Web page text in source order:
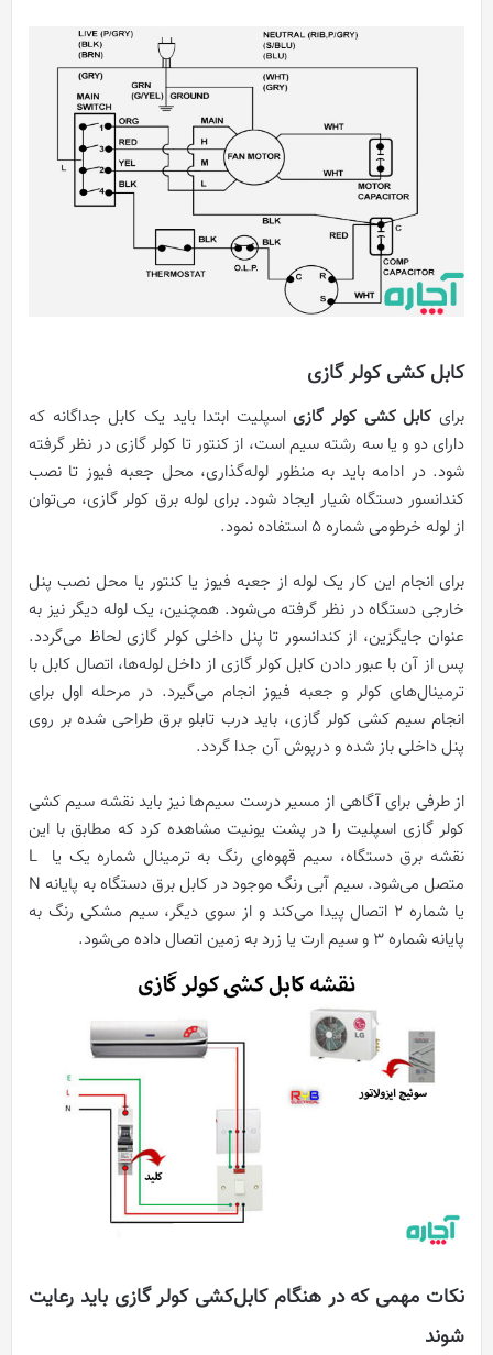
کابل کشی کولر گازی
برای کابل کشی کولر گازیاسپلیت ابتدا باید یک کابل جداگانه که
دارای دو و یا سه رشته سیم است، از کنتور تا کولر گازی در نظر گرفته
شود. در ادامه باید به منظور لوله‌گذاری، محل جعبه فیوز تا نصب
کندانسور دستگاه شیار ایجاد شود. برای لوله برق کولر گازی، می‌توان
از لوله خرطومی شماره ۵ استفاده نمود.
برای انجام این کار یک لوله از جعبه فیوز یا کنتور یا محل نصب پنل
خارجی دستگاه در نظر گرفته می‌شود. همچنین، یک لوله دیگر نیز به
عنوان جایگزین، از کندانسور تا پنل داخلی کولر گازی لحاظ می‌گردد.
پس از آن با عبور دادن کابل کولر گازی از داخل لوله‌ها، اتصال کابل با
ترمینال‌های کولر و جعبه فیوز انجام می‌گیرد. در مرحله اول برای
انجام سیم کشی کولر گازی، باید درب تابلو برق طراحی شده بر روی
پنل داخلی باز شده و درپوش آن جدا گردد.
از طرفی برای آگاهی از مسیر درست سیم‌ها نیز باید نقشه سیم کشی
کولر گازی اسپلیت را در پشت یونیت مشاهده کرد که مطابق با این
نقشه برق دستگاه، سیم قهوه‌ای رنگ به ترمینال شماره یک یا L
متصل می‌شود. سیم آبی رنگ موجود در کابل برق دستگاه به پایانه N
یا شماره ۲ اتصال پیدا می‌کند و از سوی دیگر، سیم مشکی رنگ به
پایانه شماره ۳ و سیم ارت یا زرد به زمین اتصال داده می‌شود.
نکات مهمی که در هنگام کابل‌کشی کولر گازی باید رعایت
شوند